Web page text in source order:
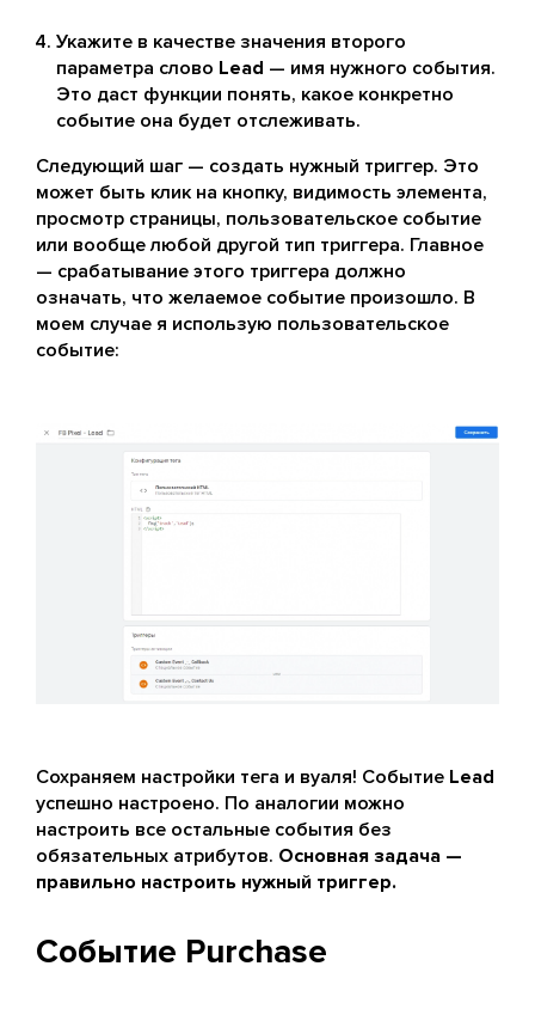
Укажите в качестве значения второго
параметра слово Lead — имя нужного события.
Это даст функции понять, какое конкретно
событие она будет отслеживать.
Следующий шаг — создать нужный триггер. Это
может быть клик на кнопку, видимость элемента,
просмотр страницы, пользовательское событие
или вообще любой другой тип триггера. Главное
— срабатывание этого триггера должно
означать, что желаемое событие произошло. В
моем случае я использую пользовательское
событие:
Сохраняем настройки тега и вуаля! Событие Lead
успешно настроено. По аналогии можно
настроить все остальные события без
обязательных атрибутов. Основная задача —
правильно настроить нужный триггер.
Событие Purchase